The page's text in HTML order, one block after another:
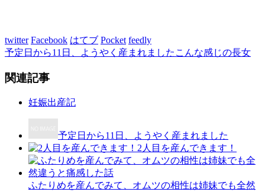
twitter Facebook はてブ Pocket feedly
予定日から11日、ようやく産まれました こんな感じの長女
関連記事
妊娠出産記
予定日から11日、ようやく産まれました
2人目を産んできます！
ふたりめを産んでみて、オムツの相性は姉妹でも全然